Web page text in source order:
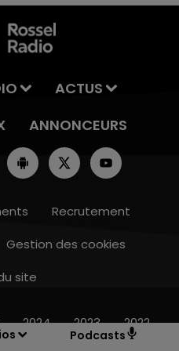
Podcasts
ACTUS
ANNONCEURS
Recrutement
Gestion des cookies
site
2024 2023 2022